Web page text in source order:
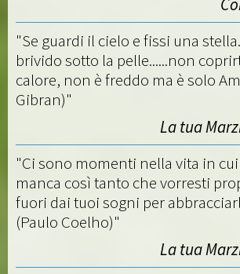
"Se guardi il cielo e fissi una
brivido sotto la pelle......non
calore, non è freddo ma è solo
Gibran)"
La tua
"Ci sono momenti nella vita in
manca così tanto che vorresti
fuori dai tuoi sogni per
(Paulo Coelho)"
La tua